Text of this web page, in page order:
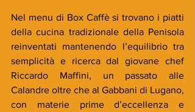
Nel menu di Box Caffè si trovano i piatti
della cucina tradizionale della Penisola
reinventati mantenendo l’equilibrio tra
semplicità e ricerca dal giovane chef
Riccardo Maffini, un passato alle
Calandre oltre che al Gabbani di Lugano,
con materie prime d’eccellenza e